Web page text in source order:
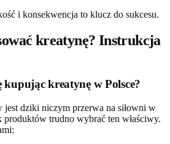
i konsekwencja to klucz do sukcesu.
kreatynę? Instrukcja
kupując kreatynę w Polsce?
jest dziki niczym przerwa na siłowni w
produktów trudno wybrać ten właściwy.